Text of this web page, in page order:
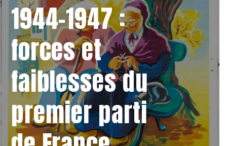
1944-1947 :
forces et
faiblesses du
premier parti